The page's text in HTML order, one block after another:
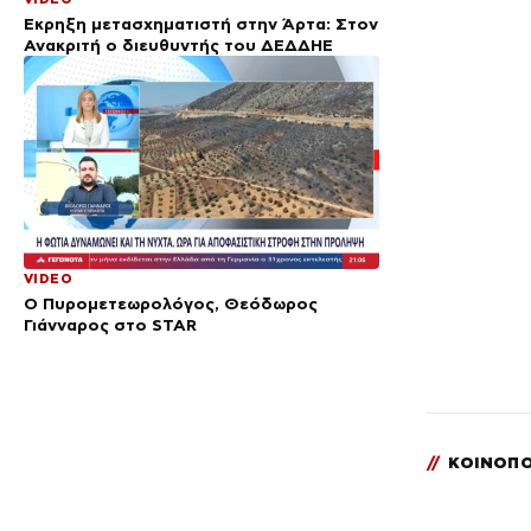
Έκρηξη μετασχηματιστή στην Άρτα: Στον
Ανακριτή ο διευθυντής του ΔΕΔΔΗΕ
VIDEO
Ο Πυρομετεωρολόγος, Θεόδωρος
Γιάνναρος στο STAR
//